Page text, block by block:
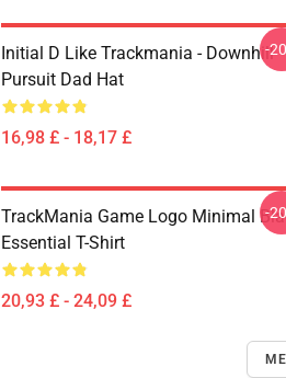
Initial D Like Trackmania - Downhill
Pursuit Dad Hat
16,98 £ - 18,17 £
-
TrackMania Game Logo Minimal
Essential T-Shirt
20,93 £ - 24,09 £
-